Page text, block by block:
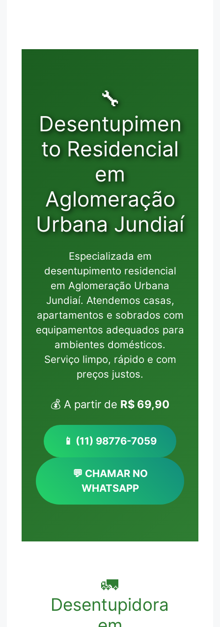
🔧
Desentupimen
to Residencial
em
Aglomeração
Urbana Jundiaí
Especializada em
desentupimento residencial
em Aglomeração Urbana
Jundiaí. Atendemos casas,
apartamentos e sobrados com
equipamentos adequados para
ambientes domésticos.
Serviço limpo, rápido e com
preços justos.
💰 A partir de R$ 69,90
📱 (11) 98776-7059
💬 CHAMAR NO
WHATSAPP
🚛
Desentupidora